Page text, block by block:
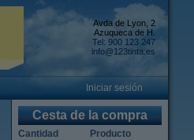
Avda de Lyon, 2
Azuqueca de H.
Tel: 900 123 247
info@123tinta.es
Iniciar sesión
Cesta de la compra
Cantidad Producto